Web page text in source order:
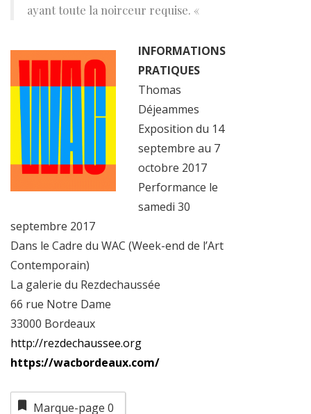
ayant toute la noirceur requise. «
INFORMATIONS
PRATIQUES
Thomas
Déjeammes
Exposition du 14
septembre au 7
octobre 2017
Performance le
samedi 30
septembre 2017
Dans le Cadre du WAC (Week-end de l’Art
Contemporain)
La galerie du Rezdechaussée
66 rue Notre Dame
33000 Bordeaux
http://rezdechaussee.org
https://wacbordeaux.com/
Marque-page 0